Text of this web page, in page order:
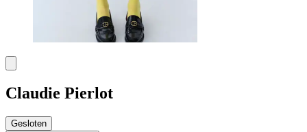
Claudie Pierlot
Gesloten